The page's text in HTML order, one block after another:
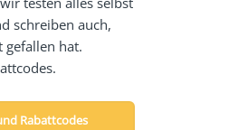
schreiben auch,
gefallen hat.
Rabattcodes